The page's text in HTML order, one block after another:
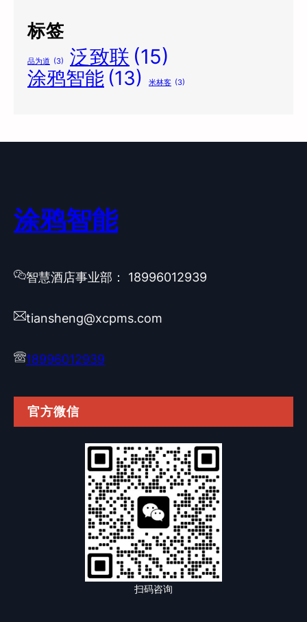
标签
品为道 (3) 泛致联 (15)
涂鸦智能 (13) 米林客 (3)
涂鸦智能
智慧酒店事业部： 18996012939
tiansheng@xcpms.com
18996012939
官方微信
扫码咨询